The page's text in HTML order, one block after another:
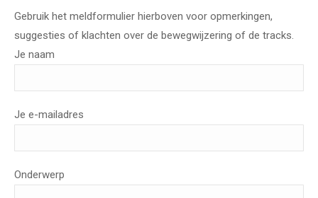
Gebruik het meldformulier hierboven voor opmerkingen,
suggesties of klachten over de bewegwijzering of de tracks.
Je naam
Je e-mailadres
Onderwerp